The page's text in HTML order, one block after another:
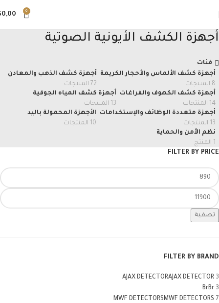
0
0,00
أجهزة الكشف الأيونية الصوتية
فئات
أجهزة كشف الألماس والأحجار الكريمة
8 المنتجات
أجهزة كشف الذهب والمعادن
72 المنتجات
أجهزة كشف الكهوف والفراغات
14 المنتجات
أجهزة كشف المياه الجوفية
13 المنتجات
أجهزة متعددة الوظائف والإستخدامات
13 المنتجات
الأجهزة المحمولة باليد
10 المنتجات
نظم الأمن والحماية
1 المنتج
FILTER BY PRICE
تصفية
FILTER BY BRAND
AJAX DETECTORAJAX DETECTOR 3
BrBr 3
MWF DETECTORSMWF DETECTORS 7